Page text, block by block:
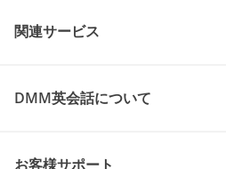
関連サービス
DMM英会話について
お客様サポート